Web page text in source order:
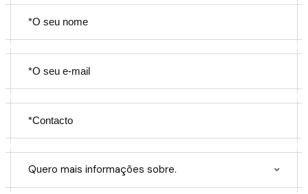
Quero mais informações sobre.